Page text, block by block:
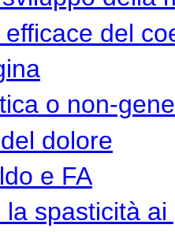
del
o non-
dolore
e FA
la spasticità ai